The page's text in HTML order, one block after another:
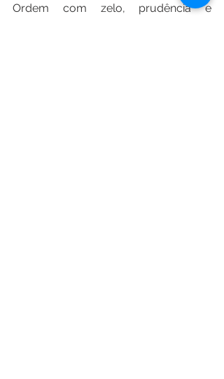
Ordem com zelo, prudência e